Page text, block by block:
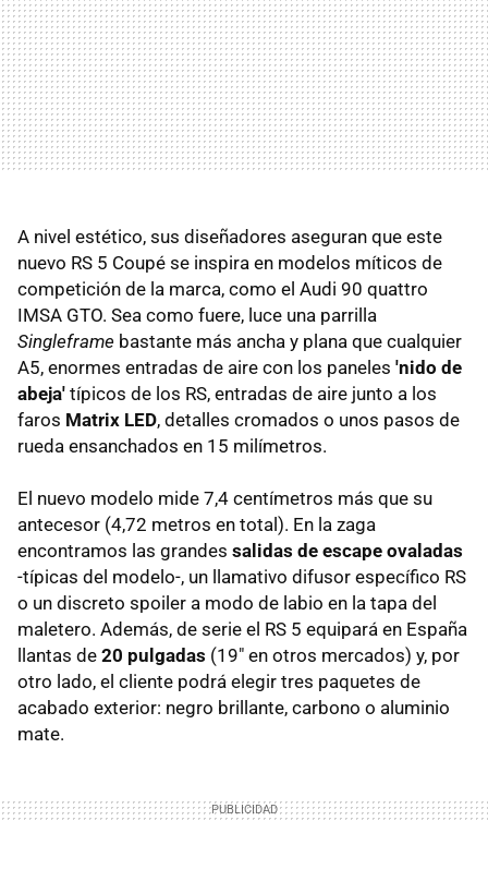
A nivel estético, sus diseñadores aseguran que este
nuevo RS 5 Coupé se inspira en modelos míticos de
competición de la marca, como el Audi 90 quattro
IMSA GTO. Sea como fuere, luce una parrilla
Singleframe bastante más ancha y plana que cualquier
A5, enormes entradas de aire con los paneles 'nido de
abeja' típicos de los RS, entradas de aire junto a los
faros Matrix LED, detalles cromados o unos pasos de
rueda ensanchados en 15 milímetros.
El nuevo modelo mide 7,4 centímetros más que su
antecesor (4,72 metros en total). En la zaga
encontramos las grandes salidas de escape ovaladas
-típicas del modelo-, un llamativo difusor específico RS
o un discreto spoiler a modo de labio en la tapa del
maletero. Además, de serie el RS 5 equipará en España
llantas de 20 pulgadas (19" en otros mercados) y, por
otro lado, el cliente podrá elegir tres paquetes de
acabado exterior: negro brillante, carbono o aluminio
mate.